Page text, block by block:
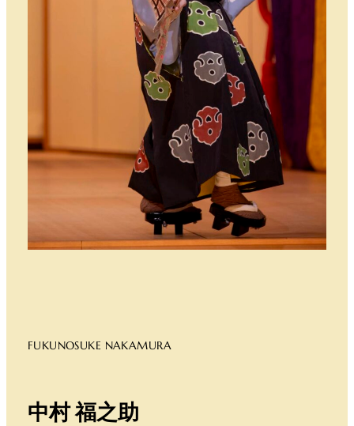
FUKUNOSUKE NAKAMURA
中村 福之助